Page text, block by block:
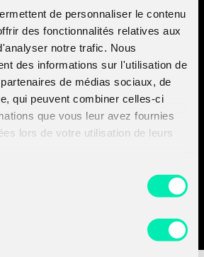
de personnaliser le contenu
des fonctionnalités relatives aux
notre trafic. Nous
des informations sur l'utilisation de
de médias sociaux, de
qui peuvent combiner celles-ci
que vous leur avez fournies
lors de votre utilisation de leurs
The advent
of
deepfakes
Adversarial
perspective
on AI